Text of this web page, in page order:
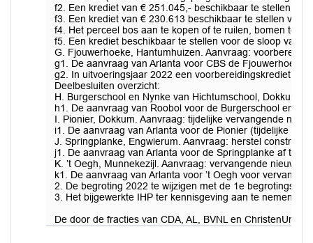
f2. Een krediet van € 251.045,- beschikbaar te stellen
f3. Een krediet van € 230.613 beschikbaar te stellen voor
f4. Het perceel bos aan te kopen of te ruilen, bomen te
f5. Een krediet beschikbaar te stellen voor de sloop van
G. Fjouwerhoeke, Hantumhuizen. Aanvraag:
g1. De aanvraag van Arlanta voor CBS de
g2. In uitvoeringsjaar 2022 een voorbereidingskrediet
Deelbesluiten overzicht:
H. Burgerschool en Nynke van Hichtumschool, Dokkum.
h1. De aanvraag van Roobol voor de Burgerschool en
I. Pionier, Dokkum. Aanvraag: tijdelijke vervangende
i1. De aanvraag van Arlanta voor de Pionier (tijdelijke
J. Springplanke, Engwierum. Aanvraag: herstel
j1. De aanvraag van Arlanta voor de Springplanke af te
K. ’t Oegh, Munnekezijl. Aanvraag: vervangende
k1. De aanvraag van Arlanta voor ’t Oegh voor
2. De begroting 2022 te wijzigen met de 1e
3. Het bijgewerkte IHP ter kennisgeving aan te nemen
De door de fracties van CDA, AL, BVNL en ChristenUnie